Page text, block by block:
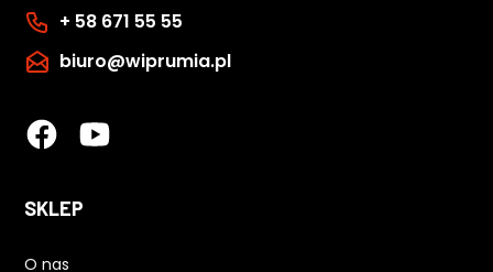
+ 58 671 55 55
biuro@wiprumia.pl
SKLEP
O nas